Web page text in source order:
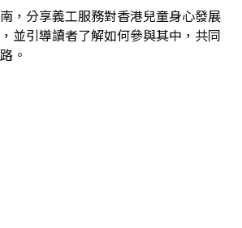
，分享義工服務對香港兒童身心發展
並引導讀者了解如何參與其中，共同
。